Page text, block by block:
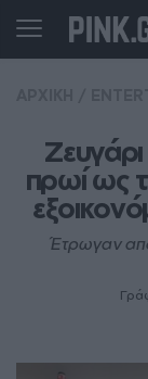
πρωί ως
Έτρωγαν